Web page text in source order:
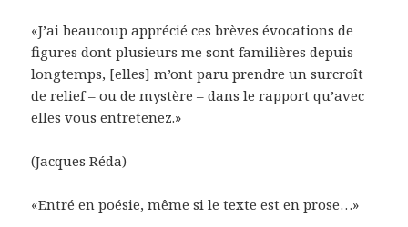
«J’ai beaucoup apprécié ces brèves évocations de
figures dont plusieurs me sont familières depuis
longtemps, [elles] m’ont paru prendre un surcroît
de relief – ou de mystère – dans le rapport qu’avec
elles vous entretenez.»
(Jacques Réda)
«Entré en poésie, même si le texte est en prose…»